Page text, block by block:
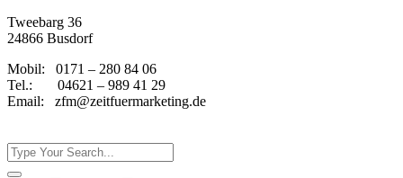
Tweebarg 36
24866 Busdorf
Mobil: 0171 – 280 84 06
Tel.: 04621 – 989 41 29
Email: zfm@zeitfuermarketing.de